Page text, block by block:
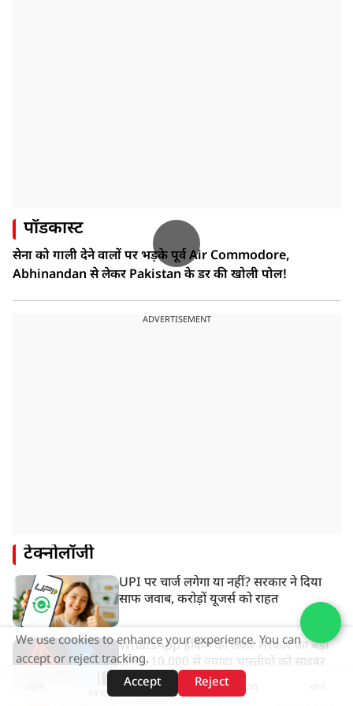
पॉडकास्ट
सेना को गाली देने वालों पर भड़के पूर्व Air Commodore,
Abhinandan से लेकर Pakistan के डर की खोली पोल!
ADVERTISEMENT
टेक्नोलॉजी
UPI पर चार्ज लगेगा या नहीं? सरकार ने दिया
साफ जवाब, करोड़ों यूजर्स को राहत
WhatsApp हैकिंग को लेकर सरकार का बड़ा
अलर्ट, 10,000 से ज्यादा भारतीयों को साइबर
हमले से बचाया गया
वेब स्टोरीज़
We use cookies to enhance your experience. You can
accept or reject tracking.
Accept
Reject